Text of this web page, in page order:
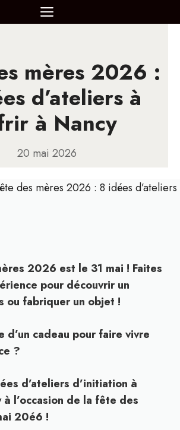
MENU
mères 2026 :
d’ateliers à
à Nancy
20 mai 2026
des mères 2026 : 8 idées d’ateliers
2026 est le 31 mai ! Faites
pour découvrir un
ou fabriquer un objet !
d’un cadeau pour faire vivre
?
d’ateliers d’initiation à
l’occasion de la fête des
20é6 !